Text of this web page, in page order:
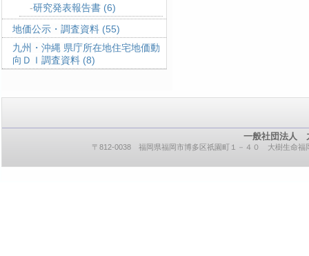
研究発表報告書 (6)
地価公示・調査資料 (55)
九州・沖縄 県庁所在地住宅地価動
向ＤＩ調査資料 (8)
一般社団法人
〒812-0038 福岡県福岡市博多区祇園町１－４０ 大樹生命